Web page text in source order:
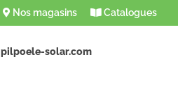
Nos magasins Catalogues
pilpoele-solar.com